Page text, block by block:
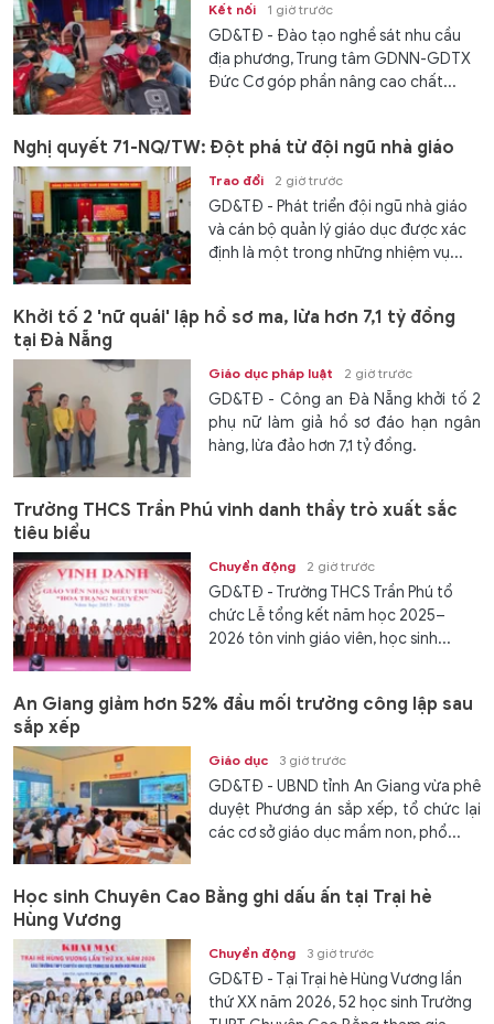
Kết nối 1 giờ trước
GD&TĐ - Đào tạo nghề sát nhu cầu
địa phương, Trung tâm GDNN-GDTX
Đức Cơ góp phần nâng cao chất...
Nghị quyết 71-NQ/TW: Đột phá từ đội ngũ nhà giáo
Trao đổi 2 giờ trước
GD&TĐ - Phát triển đội ngũ nhà giáo
và cán bộ quản lý giáo dục được xác
định là một trong những nhiệm vụ...
Khởi tố 2 'nữ quái' lập hồ sơ ma, lừa hơn 7,1 tỷ đồng
tại Đà Nẵng
Giáo dục pháp luật 2 giờ trước
GD&TĐ - Công an Đà Nẵng khởi tố 2
phụ nữ làm giả hồ sơ đáo hạn ngân
hàng, lừa đảo hơn 7,1 tỷ đồng.
Trường THCS Trần Phú vinh danh thầy trò xuất sắc
tiêu biểu
Chuyển động 2 giờ trước
GD&TĐ - Trường THCS Trần Phú tổ
chức Lễ tổng kết năm học 2025–
2026 tôn vinh giáo viên, học sinh...
An Giang giảm hơn 52% đầu mối trường công lập sau
sắp xếp
Giáo dục 3 giờ trước
GD&TĐ - UBND tỉnh An Giang vừa phê
duyệt Phương án sắp xếp, tổ chức lại
các cơ sở giáo dục mầm non, phổ...
Học sinh Chuyên Cao Bằng ghi dấu ấn tại Trại hè
Hùng Vương
Chuyển động 3 giờ trước
GD&TĐ - Tại Trại hè Hùng Vương lần
thứ XX năm 2026, 52 học sinh Trường